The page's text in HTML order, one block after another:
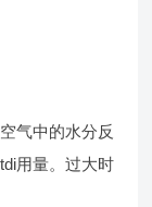
气中的水分反
用量。过大时